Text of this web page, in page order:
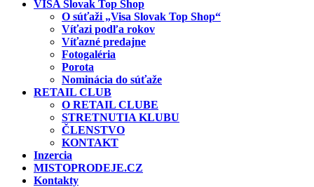
VISA Slovak Top Shop
O súťaži „Visa Slovak Top Shop“
Víťazi podľa rokov
Víťazné predajne
Fotogaléria
Porota
Nominácia do súťaže
RETAIL CLUB
O RETAIL CLUBE
STRETNUTIA KLUBU
ČLENSTVO
KONTAKT
Inzercia
MISTOPRODEJE.CZ
Kontakty